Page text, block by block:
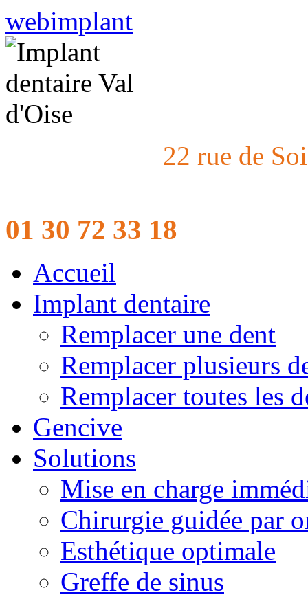
webimplant
22 rue de
01 30 72 33 18
Accueil
Implant dentaire
Remplacer une dent
Remplacer plusieurs
Remplacer toutes les
Gencive
Solutions
Mise en charge
Chirurgie guidée par
Esthétique optimale
Greffe de sinus